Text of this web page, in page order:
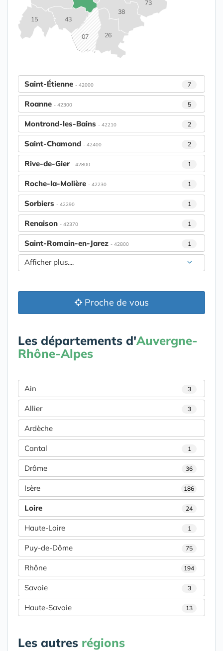
07
15
26
38
43
73
Saint-Étienne - 42000 7
Roanne - 42300 5
Montrond-les-Bains - 42210 2
Saint-Chamond - 42400 2
Rive-de-Gier - 42800 1
Roche-la-Molière - 42230 1
Sorbiers - 42290 1
Renaison - 42370 1
Saint-Romain-en-Jarez - 42800 1
Afficher plus....
Proche de vous
Les départements d'Auvergne-
Rhône-Alpes
Ain 3
Allier 3
Ardèche
Cantal 1
Drôme 36
Isère 186
Loire 24
Haute-Loire 1
Puy-de-Dôme 75
Rhône 194
Savoie 3
Haute-Savoie 13
Les autres régions